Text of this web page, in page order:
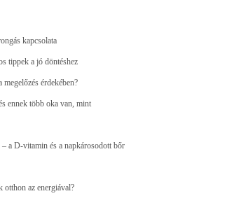
kapcsolata
tippek a jó döntéshez
érdekében?
ennek több oka van, mint
a D-vitamin és a napkárosodott bőr
otthon az energiával?